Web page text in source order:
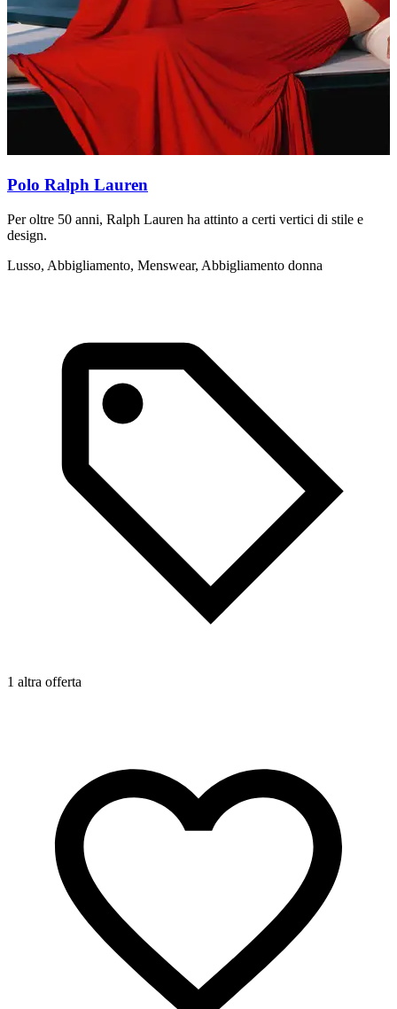
Polo Ralph Lauren
Per oltre 50 anni, Ralph Lauren ha attinto a certi vertici di stile e
design.
Lusso, Abbigliamento, Menswear, Abbigliamento donna
1 altra offerta